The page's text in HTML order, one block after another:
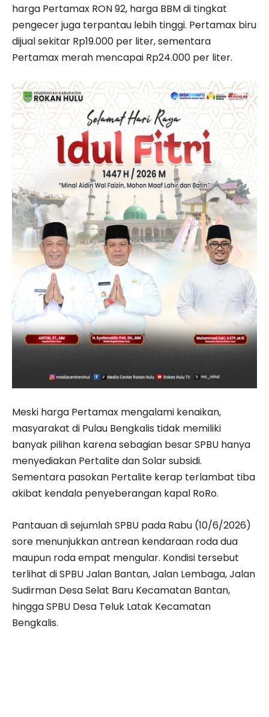
harga Pertamax RON 92, harga BBM di tingkat
pengecer juga terpantau lebih tinggi. Pertamax biru
dijual sekitar Rp19.000 per liter, sementara
Pertamax merah mencapai Rp24.000 per liter.
Meski harga Pertamax mengalami kenaikan,
masyarakat di Pulau Bengkalis tidak memiliki
banyak pilihan karena sebagian besar SPBU hanya
menyediakan Pertalite dan Solar subsidi.
Sementara pasokan Pertalite kerap terlambat tiba
akibat kendala penyeberangan kapal RoRo.
Pantauan di sejumlah SPBU pada Rabu (10/6/2026)
sore menunjukkan antrean kendaraan roda dua
maupun roda empat mengular. Kondisi tersebut
terlihat di SPBU Jalan Bantan, Jalan Lembaga, Jalan
Sudirman Desa Selat Baru Kecamatan Bantan,
hingga SPBU Desa Teluk Latak Kecamatan
Bengkalis.